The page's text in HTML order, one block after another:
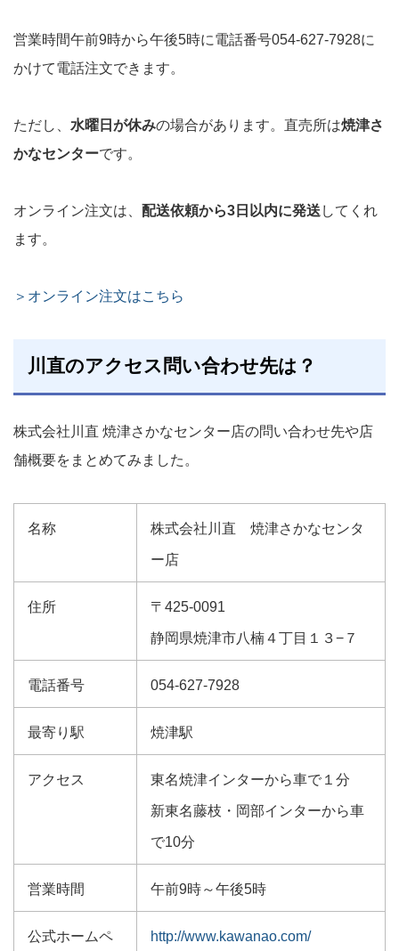
営業時間午前9時から午後5時に電話番号054-627-7928に
かけて電話注文できます。
ただし、 水曜日が休みの場合があります。直売所は焼津さ
かなセンターです。
オンライン注文は、 配送依頼から3日以内に発送 してくれ
ます。
＞オンライン注文はこちら
川直のアクセス問い合わせ先は？
株式会社川直 焼津さかなセンター店の問い合わせ先や店
舗概要をまとめてみました。
名称 株式会社川直 焼津さかなセンタ
ー店
住所 〒425-0091
静岡県焼津市八楠４丁目１３−７
電話番号 054-627-7928
最寄り駅 焼津駅
アクセス 東名焼津インターから車で１分
新東名藤枝・岡部インターから車
で10分
営業時間 午前9時～午後5時
公式ホームペ http://www.kawanao.com/